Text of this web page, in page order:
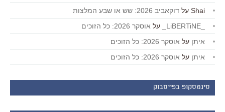
Shai על דוקאביב 2026: שש או שבע המלצות
על אוסקר 2026: כל הזוכים
איתן על אוסקר 2026: כל הזוכים
איתן על אוסקר 2026: כל הזוכים
סינמסקופ בפייסבוק